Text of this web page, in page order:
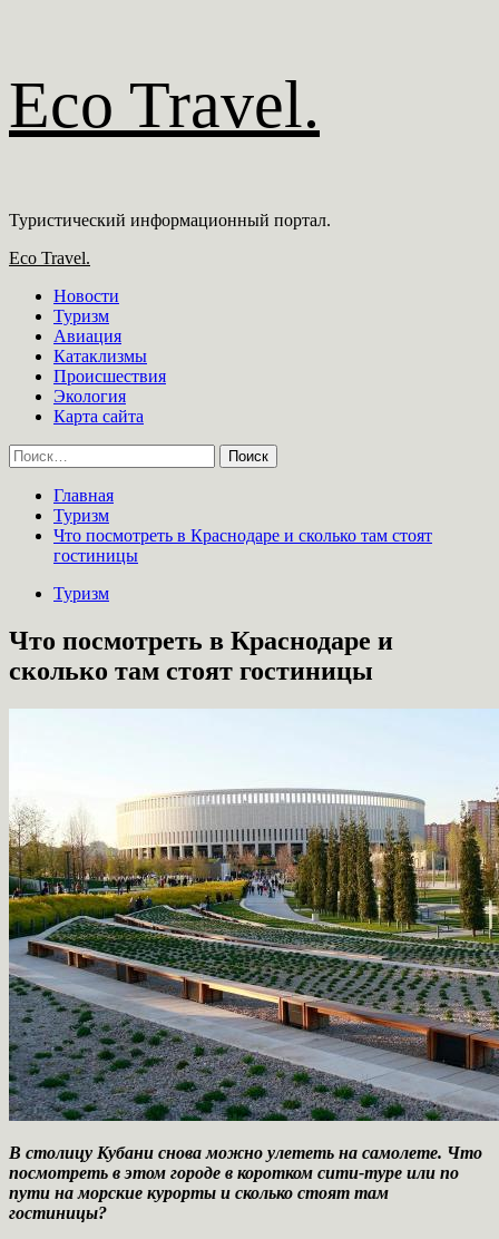
содержимому
Eco Travel.
Туристический информационный портал.
Основное
Eco Travel.
Новости
Туризм
Авиация
Катаклизмы
Происшествия
Экология
Карта сайта
Найти:
Главная
Туризм
Что посмотреть в Краснодаре и сколько там стоят
гостиницы
Туризм
Что посмотреть в Краснодаре и
сколько там стоят гостиницы
В столицу Кубани снова можно улететь на самолете. Что
посмотреть в этом городе в коротком сити-туре или по
пути на морские курорты и сколько стоят там
гостиницы?